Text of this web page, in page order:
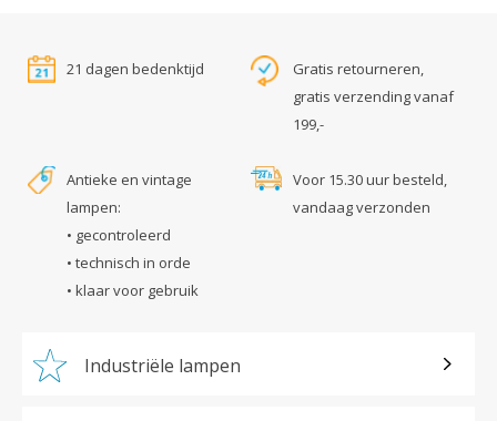
21 dagen bedenktijd
Gratis retourneren,
gratis verzending vanaf
199,-
Antieke en vintage
lampen:
• gecontroleerd
• technisch in orde
• klaar voor gebruik
Voor 15.30 uur besteld,
vandaag verzonden
Industriële lampen